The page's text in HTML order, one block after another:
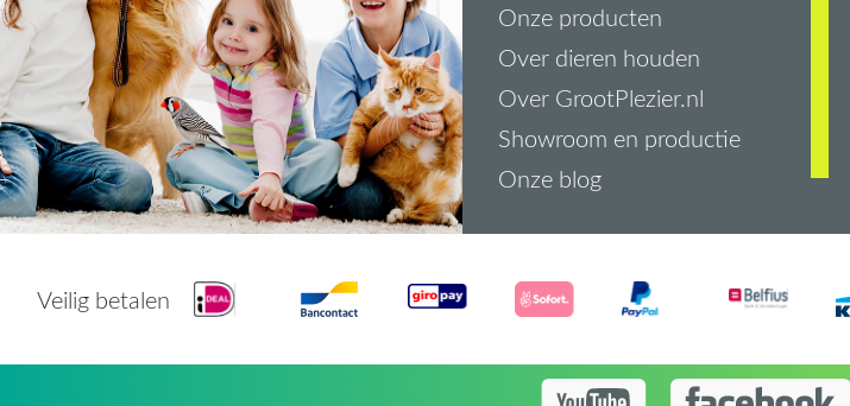
Onze producten
Over dieren houden
Over GrootPlezier.nl
Showroom en productie
Onze blog
Veilig betalen